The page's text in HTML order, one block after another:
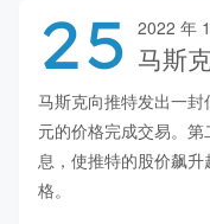
25 2022 年
马斯
马斯克向推特发出一
元的价格完成交易。
息，使推特的股价飙
格。